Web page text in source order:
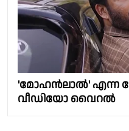
'മോഹൻലാൽ' എന്ന
വീഡിയോ വൈറൽ